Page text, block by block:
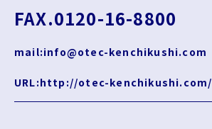
FAX.0120-16-8800
mail:info@otec-kenchikushi.com
URL:http://otec-kenchikushi.com/